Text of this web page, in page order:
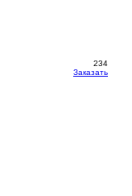
234
Заказать